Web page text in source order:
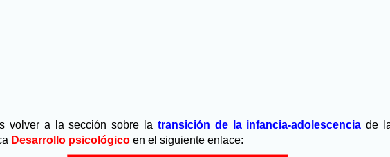
volver a la sección sobre la transición de la infancia-adolescencia de
Desarrollo psicológico en el siguiente enlace: